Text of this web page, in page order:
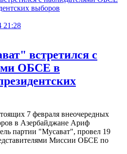
21:28
встретился с
ОБСЕ в
7 февраля внеочередных
в Азербайджане Ариф
партии "Мусават", провел 19
Миссии ОБСЕ по